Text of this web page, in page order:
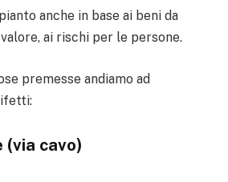
anche in base ai beni da
ai rischi per le persone.
premesse andiamo ad
cavo)